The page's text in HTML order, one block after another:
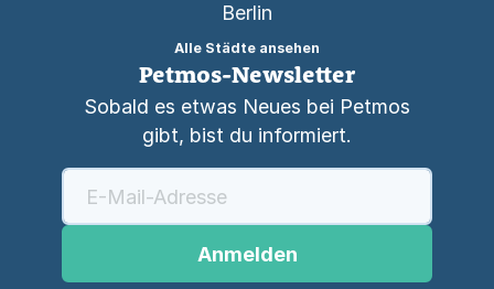
Berlin
Alle Städte ansehen
Petmos-Newsletter
Sobald es etwas Neues bei Petmos
gibt, bist du informiert.
Anmelden